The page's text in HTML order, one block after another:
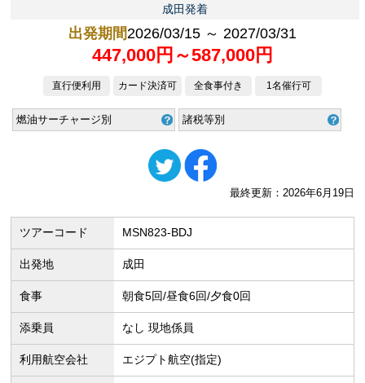
成田発着
出発期間2026/03/15 ～ 2027/03/31
447,000円～587,000円
直行便利用 カード決済可 全食事付き 1名催行可
燃油サーチャージ別 諸税等別
最終更新：2026年6月19日
ツアーコード MSN823-BDJ
出発地 成田
食事 朝食5回/昼食6回/夕食0回
添乗員 なし 現地係員
利用航空会社 エジプト航空(指定)